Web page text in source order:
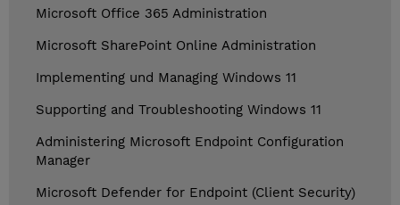
Microsoft Office 365 Administration
Microsoft SharePoint Online Administration
Implementing und Managing Windows 11
Supporting and Troubleshooting Windows 11
Administering Microsoft Endpoint Configuration
Manager
Microsoft Defender for Endpoint (Client Security)